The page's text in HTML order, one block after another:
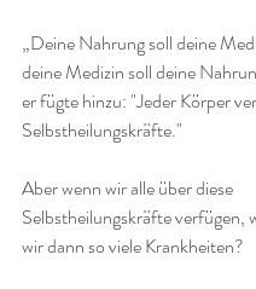
„Deine Nahrung soll deine
deine Medizin soll deine
er fügte hinzu: "Jeder Körper
Selbstheilungskräfte."
Aber wenn wir alle über diese
Selbstheilungskräfte verfügen,
wir dann so viele Krankheiten?